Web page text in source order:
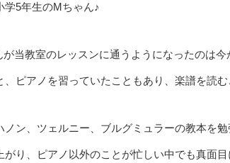
学5年生のMちゃん♪
が当教室のレッスンに通うようになったのは今
、ピアノを習っていたこともあり、楽譜を読
ノン、ツェルニー、ブルグミュラーの教本を勉
がり、ピアノ以外のことが忙しい中でも真面